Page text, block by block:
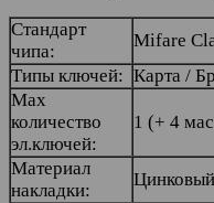
Стандарт
чипа:
Mifare
Типы ключей: Карта /
Max
количество
эл.ключей:
1 (+ 4
Материал
накладки: